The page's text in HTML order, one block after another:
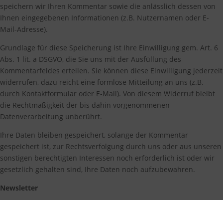
speichern wir Ihren Kommentar sowie die anlässlich dessen von
Ihnen eingegebenen Informationen (z.B. Nutzernamen oder E-
Mail-Adresse).
Grundlage für diese Speicherung ist Ihre Einwilligung gem. Art. 6
Abs. 1 lit. a DSGVO, die Sie uns mit der Ausfüllung des
Kommentarfeldes erteilen. Sie können diese Einwilligung jederzeit
widerrufen, dazu reicht eine formlose Mitteilung an uns (z.B.
durch Kontaktformular oder E-Mail). Von diesem Widerruf bleibt
die Rechtmäßigkeit der bis dahin vorgenommenen
Datenverarbeitung unberührt.
Ihre Daten bleiben gespeichert, solange der Kommentar
gespeichert ist, zur Rechtsverfolgung durch uns oder aus unseren
sonstigen berechtigten Interessen noch erforderlich ist oder wir
gesetzlich gehalten sind, Ihre Daten noch aufzubewahren.
Newsletter